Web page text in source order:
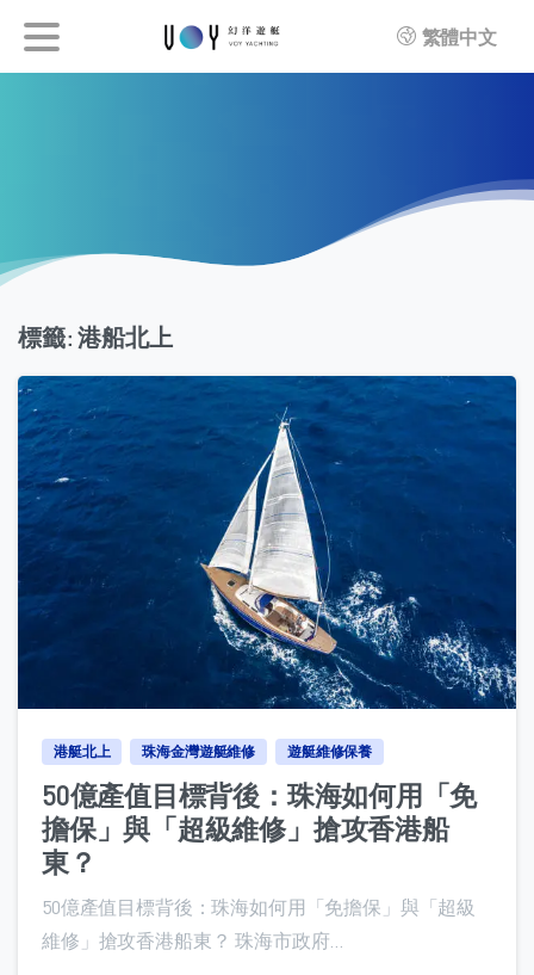
繁體中文
標籤:港船北上
0
港艇北上 珠海金灣遊艇維修 遊艇維修保養
50億產值目標背後：珠海如何用「免
擔保」與「超級維修」搶攻香港船
東？
50億產值目標背後：珠海如何用「免擔保」與「超級
維修」搶攻香港船東？ 珠海市政府...